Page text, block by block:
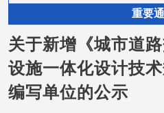
重要
关于新增《城市道
设施一体化设计技
编写单位的公示